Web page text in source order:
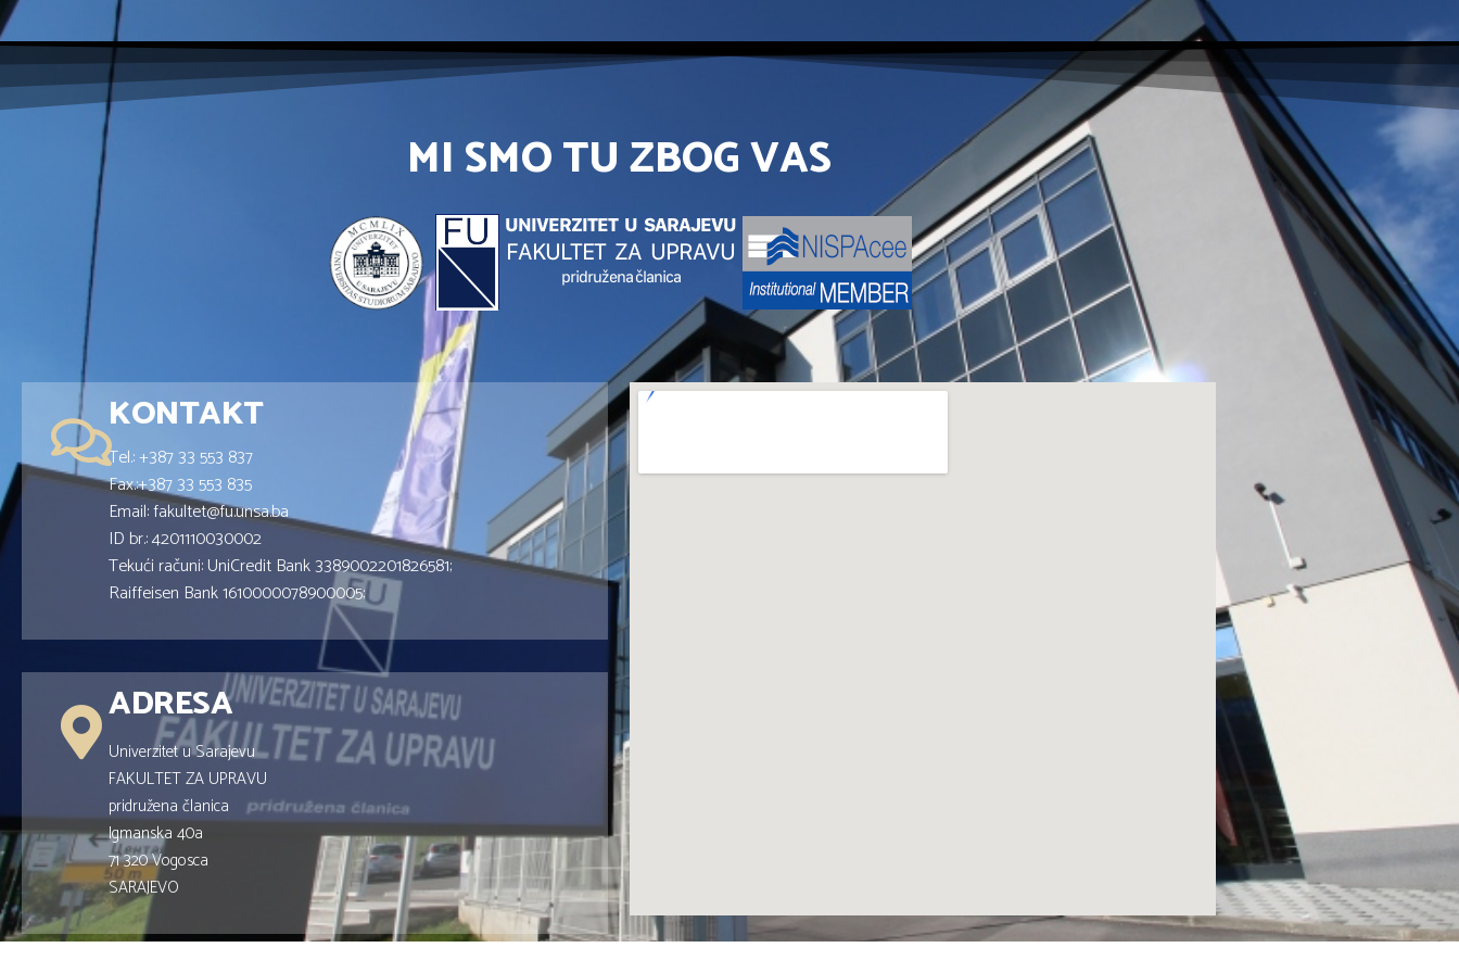
MI SMO TU ZBOG VAS
KONTAKT
Tel.: +387 33 553 837
Fax.:+387 33 553 835
Email: fakultet@fu.unsa.ba
ID br.: 4201110030002
Tekući računi: UniCredit Bank 3389002201826581;
Raiffeisen Bank 1610000078900005;
ADRESA
Univerzitet u Sarajevu
FAKULTET ZA UPRAVU
pridružena članica
Igmanska 40a
71 320 Vogosca
SARAJEVO